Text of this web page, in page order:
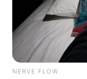
NERVE FLOW